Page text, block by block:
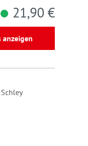
21,90 €
anzeigen